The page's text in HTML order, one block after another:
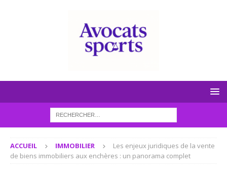
ACCUEIL IMMOBILIER
Les enjeux juridiques de la vente
de biens immobiliers aux enchères : un panorama complet